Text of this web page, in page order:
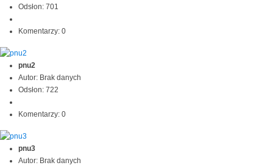
Odsłon: 701
Komentarzy: 0
pnu2
Autor: Brak danych
Odsłon: 722
Komentarzy: 0
pnu3
Autor: Brak danych